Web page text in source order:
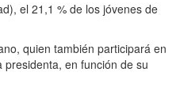
el 21,1 % de los jóvenes de
quien también participará en
en función de su